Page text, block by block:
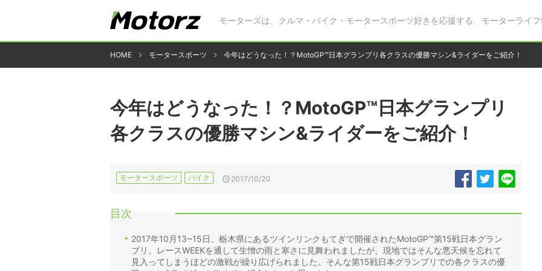
モーターズは、クルマ・バイク・モータースポーツ好きを応援する、モーターライフ
HOME モータースポーツ 今年はどうなった！？MotoGP™日本グランプリ各クラスの優勝マシン&ライダーをご紹介！
今年はどうなった！？MotoGP™日本グランプリ
各クラスの優勝マシン&ライダーをご紹介！
モータースポーツ バイク 2017/10/20
目次
2017年10月13~15日、栃木県にあるツインリンクもてぎで開催されたMotoGP™第15戦日本グラン
プリ。レースWEEKを通して生憎の雨と寒さに見舞われましたが、現地ではそんな悪天候を忘れて
見入ってしまうほどの激戦が繰り広げられました。そんな第15戦日本グランプリでの各クラスの優